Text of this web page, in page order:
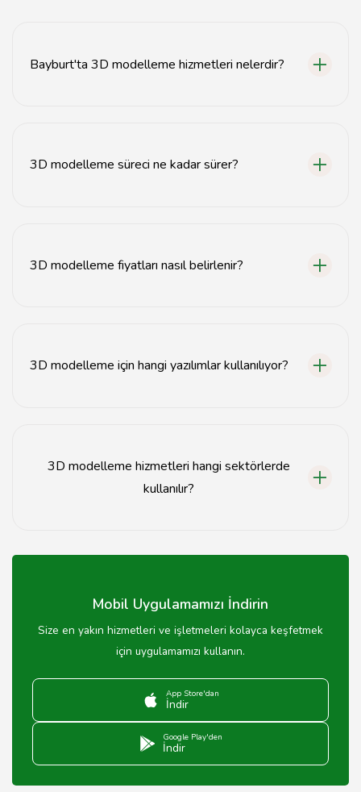
Bayburt'ta 3D modelleme hizmetleri nelerdir?
3D modelleme süreci ne kadar sürer?
3D modelleme fiyatları nasıl belirlenir?
3D modelleme için hangi yazılımlar kullanılıyor?
3D modelleme hizmetleri hangi sektörlerde
kullanılır?
geliştirme ve reklamcılık gibi birçok sektörde
Mobil Uygulamamızı İndirin
Size en yakın hizmetleri ve işletmeleri kolayca keşfetmek
için uygulamamızı kullanın.
App Store'dan
İndir
Google Play'den
İndir